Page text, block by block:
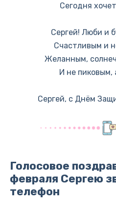
Сегодня
Сергей! Люби и
Счастливым и
Желанным,
И не пиковым,
Сергей, с Днём
Голосовое
февраля Сергею
телефон